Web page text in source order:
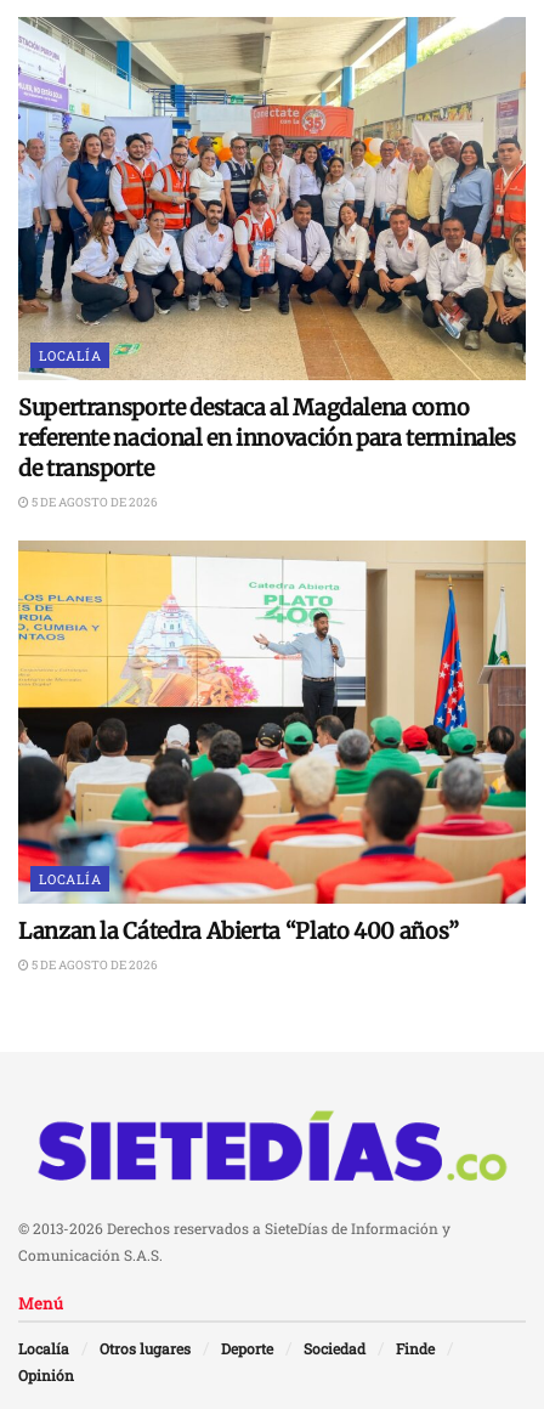
LOCALÍA
Supertransporte destaca al Magdalena como
referente nacional en innovación para terminales
de transporte
5 DE AGOSTO DE 2026
LOCALÍA
Lanzan la Cátedra Abierta “Plato 400 años”
5 DE AGOSTO DE 2026
© 2013-2026 Derechos reservados a SieteDías de Información y
Comunicación S.A.S.
Menú
Localía Otros lugares Deporte Sociedad
Finde
Opinión